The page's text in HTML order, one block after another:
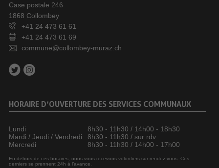
Case postale 246
1868 Collombey
+41 24 473 61 61
+41 24 473 61 69
commune@collombey-muraz.ch
HORAIRE D’OUVERTURE DES SERVICES COMMUNAUX
Lundi
8h30 - 11h30 / 14h00 - 18h30
Mardi / Jeudi / Vendredi
8h30 - 11h30 / sur rdv
Mercredi
8h30 - 11h30 / 14h00 - 17h00
En dehors de ces horaires, nous vous recevons volontiers sur rendez-vous. Ces
derniers se prennent 24h à l’avance.